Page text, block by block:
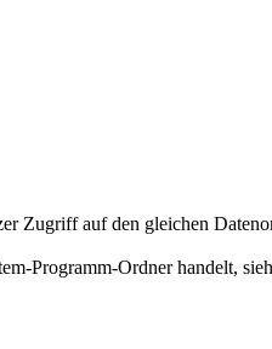
Zugriff auf den gleichen
Programm-Ordner handelt,